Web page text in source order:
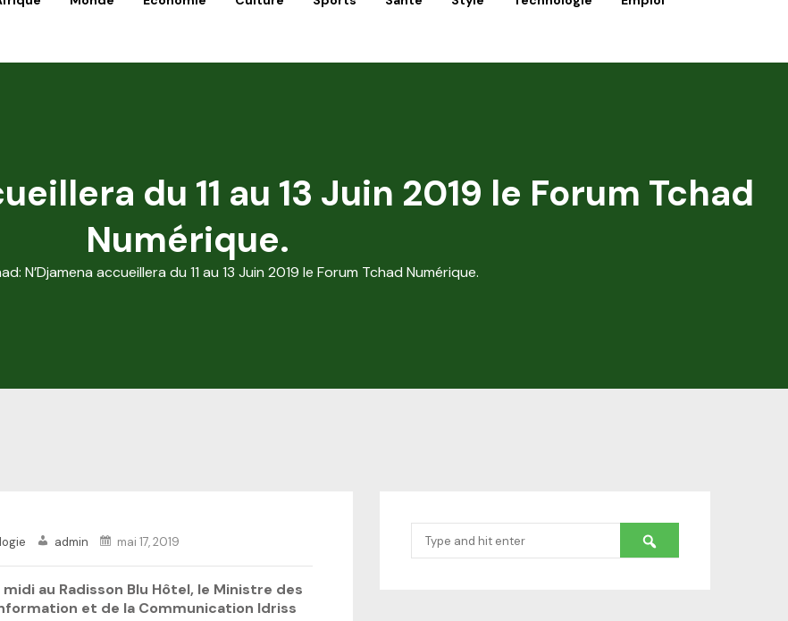
du 11 au 13 Juin 2019 le Forum Tchad
Numérique.
N’Djamena accueillera du 11 au 13 Juin 2019 le Forum Tchad Numérique.
admin mai 17, 2019
au Radisson Blu Hôtel, le Ministre des
et de la Communication Idriss
for: